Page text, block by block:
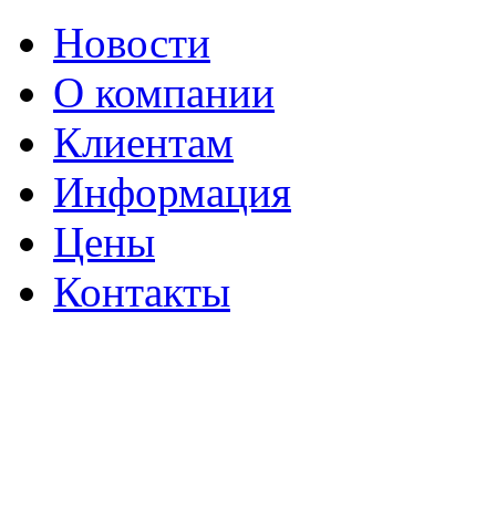
Новости
О компании
Клиентам
Информация
Цены
Контакты